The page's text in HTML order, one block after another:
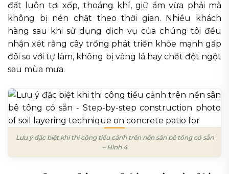
đất luôn tơi xốp, thoáng khí, giữ ẩm vừa phải mà
không bị nén chặt theo thời gian. Nhiều khách
hàng sau khi sử dụng dịch vụ của chúng tôi đều
nhận xét rằng cây trồng phát triển khỏe mạnh gấp
đôi so với tự làm, không bị vàng lá hay chết đột ngột
sau mùa mưa.
Lưu ý đặc biệt khi thi công tiểu cảnh trên nền sân bê tông có sẵn
– Hình 4